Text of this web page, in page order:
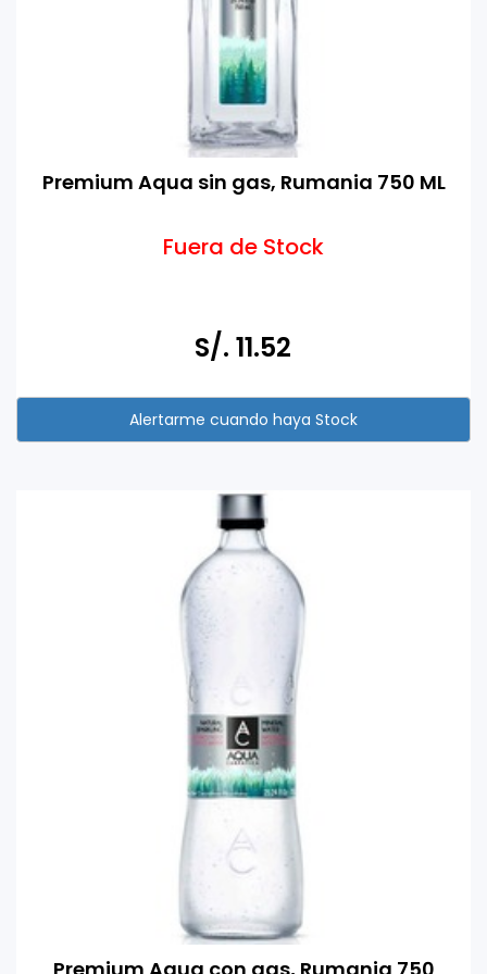
Premium Aqua sin gas, Rumania 750 ML
Fuera de Stock
S/. 11.52